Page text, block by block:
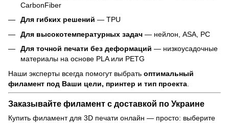
CarbonFiber
Для гибких решений — TPU
Для высокотемпературных задач — нейлон, ASA, PC
Для точной печати без деформаций — низкоусадочные
материалы на основе PLA или PETG
Наши эксперты всегда помогут выбрать оптимальный
филамент под Ваши цели, принтер и тип проекта
Заказывайте филамент с доставкой по Украине
Купить филамент для 3D печати онлайн — просто: выберите